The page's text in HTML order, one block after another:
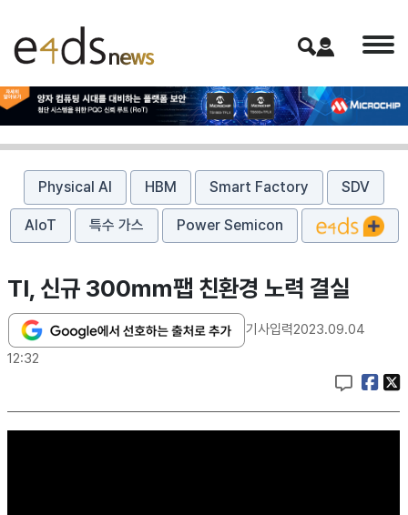
Physical AI HBM Smart Factory SDV
AIoT 특수 가스 Power Semicon
TI, 신규 300㎜팹 친환경 노력 결실
기사입력2023.09.04
12:32